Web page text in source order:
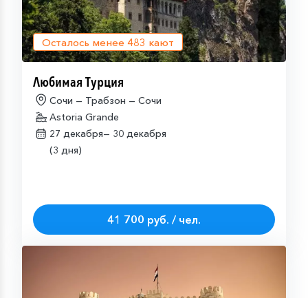
Осталось менее 483 кают
Любимая Турция
Сочи — Трабзон — Сочи
Astoria Grande
27 декабря— 30 декабря
(3 дня)
41 700 руб. / чел.